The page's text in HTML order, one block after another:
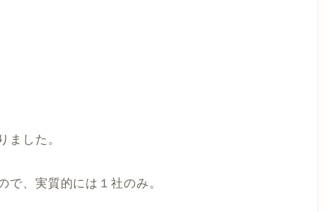
ました。
で、実質的には１社のみ。